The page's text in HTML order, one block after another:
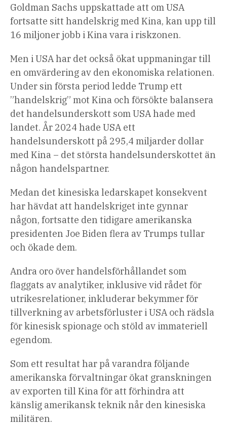
Goldman Sachs uppskattade att om USA
fortsatte sitt handelskrig med Kina, kan upp till
16 miljoner jobb i Kina vara i riskzonen.
Men i USA har det också ökat uppmaningar till
en omvärdering av den ekonomiska relationen.
Under sin första period ledde Trump ett
”handelskrig” mot Kina och försökte balansera
det handelsunderskott som USA hade med
landet. År 2024 hade USA ett
handelsunderskott på 295,4 miljarder dollar
med Kina – det största handelsunderskottet än
någon handelspartner.
Medan det kinesiska ledarskapet konsekvent
har hävdat att handelskriget inte gynnar
någon, fortsatte den tidigare amerikanska
presidenten Joe Biden flera av Trumps tullar
och ökade dem.
Andra oro över handelsförhållandet som
flaggats av analytiker, inklusive vid rådet för
utrikesrelationer, inkluderar bekymmer för
tillverkning av arbetsförluster i USA och rädsla
för kinesisk spionage och stöld av immateriell
egendom.
Som ett resultat har på varandra följande
amerikanska förvaltningar ökat granskningen
av exporten till Kina för att förhindra att
känslig amerikansk teknik når den kinesiska
militären.